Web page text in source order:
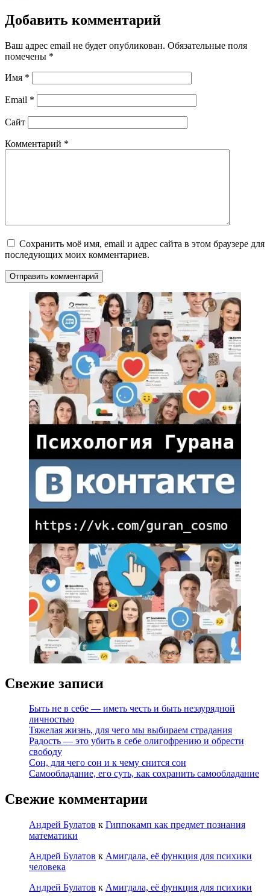
Добавить комментарий
Ваш адрес email не будет опубликован. Обязательные поля
помечены *
Имя *
Email *
Сайт
Комментарий *
Сохранить моё имя, email и адрес сайта в этом браузере для
последующих моих комментариев.
Свежие записи
Быть не в себе — иметь честь и быть незаурядной
личностью
Тяжелая жизнь, для чего мы выбираем страдания
Радость — это убить в себе олигофрению и обрести
свободу
Сон, для чего сон и к чему снится сон
Самообладание, его суть, как сохранить самообладание
Свежие комментарии
Андрей Булатов к Гиппокамп как предмет познания
математики
Андрей Булатов к Амигдала, её функция для психики
человека
Андрей Булатов к Амигдала, её функция для психики